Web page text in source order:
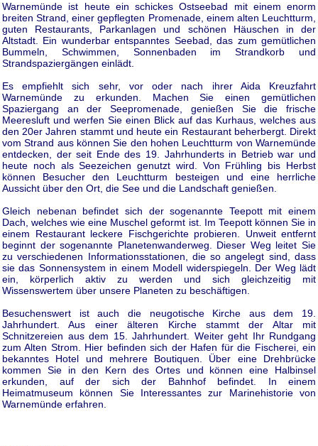
Warnemünde ist heute ein schickes Ostseebad mit einem enorm
breiten Strand, einer gepflegten Promenade, einem alten Leuchtturm,
guten Restaurants, Parkanlagen und schönen Häuschen in der
Altstadt. Ein wunderbar entspanntes Seebad, das zum gemütlichen
Bummeln, Schwimmen, Sonnenbaden im Strandkorb und
Strandspaziergängen einlädt.
Es empfiehlt sich sehr, vor oder nach ihrer Aida Kreuzfahrt
Warnemünde zu erkunden. Machen Sie einen gemütlichen
Spaziergang an der Seepromenade, genießen Sie die frische
Meeresluft und werfen Sie einen Blick auf das Kurhaus, welches aus
den 20er Jahren stammt und heute ein Restaurant beherbergt. Direkt
vom Strand aus können Sie den hohen Leuchtturm von Warnemünde
entdecken, der seit Ende des 19. Jahrhunderts in Betrieb war und
heute noch als Seezeichen genutzt wird. Von Frühling bis Herbst
können Besucher den Leuchtturm besteigen und eine herrliche
Aussicht über den Ort, die See und die Landschaft genießen.
Gleich nebenan befindet sich der sogenannte Teepott mit einem
Dach, welches wie eine Muschel geformt ist. Im Teepott können Sie in
einem Restaurant leckere Fischgerichte probieren. Unweit entfernt
beginnt der sogenannte Planetenwanderweg. Dieser Weg leitet Sie
zu verschiedenen Informationsstationen, die so angelegt sind, dass
sie das Sonnensystem in einem Modell widerspiegeln. Der Weg lädt
ein, körperlich aktiv zu werden und sich gleichzeitig mit
Wissenswertem über unsere Planeten zu beschäftigen.
Besuchenswert ist auch die neugotische Kirche aus dem 19.
Jahrhundert. Aus einer älteren Kirche stammt der Altar mit
Schnitzereien aus dem 15. Jahrhundert. Weiter geht Ihr Rundgang
zum Alten Strom. Hier befinden sich der Hafen für die Fischerei, ein
bekanntes Hotel und mehrere Boutiquen. Über eine Drehbrücke
kommen Sie in den Kern des Ortes und können eine Halbinsel
erkunden, auf der sich der Bahnhof befindet. In einem
Heimatmuseum können Sie Interessantes zur Marinehistorie von
Warnemünde erfahren.